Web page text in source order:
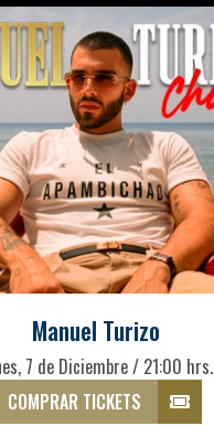
Manuel Turizo
7 de Diciembre / 21:00 hrs.
COMPRAR TICKETS